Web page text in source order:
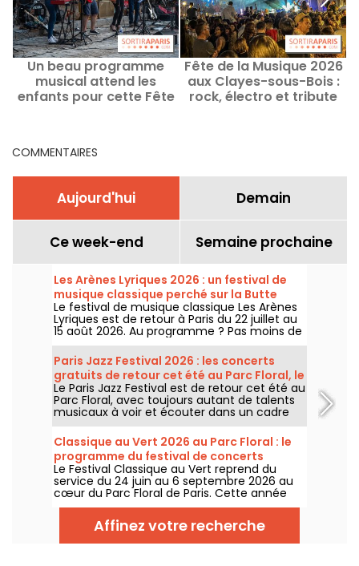
Un beau programme
musical attend les
enfants pour cette Fête
Fête de la Musique 2026
aux Clayes-sous-Bois :
rock, électro et tribute
COMMENTAIRES
Aujourd'hui Demain
Ce week-end Semaine prochaine
Les Arènes Lyriques 2026 : un festival de
musique classique perché sur la Butte
Montmartre
Le festival de musique classique Les Arènes
Lyriques est de retour à Paris du 22 juillet au
15 août 2026. Au programme ? Pas moins de
16 concerts donnés au sein des Arènes de
Montmartre, un cadre idyllique pour écouter
les grands classiques.
Paris Jazz Festival 2026 : les concerts
gratuits de retour cet été au Parc Floral, le
programme
Le Paris Jazz Festival est de retour cet été au
Parc Floral, avec toujours autant de talents
musicaux à voir et écouter dans un cadre
bucolique. Voici le programme des concerts
gratuits à découvrir du 24 juin au 6
septembre 2026 !
Classique au Vert 2026 au Parc Floral : le
programme du festival de concerts
gratuits
Le Festival Classique au Vert reprend du
service du 24 juin au 6 septembre 2026 au
cœur du Parc Floral de Paris. Cette année
encore, Classique au Vert invite les
mélomanes et les néophytes à prendre du
bon tempo et du beau temps auprès
d’artistes reconnus et en devenir.
Affinez votre recherche